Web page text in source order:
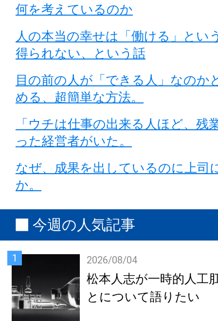
何を考えているのか
人の本当の幸せは「働ける」とい
得られない、という話
目の前の人が「できる人」なのか
める、超簡単な方法。
「ウチは仕事の出来る人ほど、残
った経営者がいた。
なぜ、成果を出しているのに上司
か。
今週の人気記事
1 2026/08/04
松本人志が一時的人工
とについて語りたい